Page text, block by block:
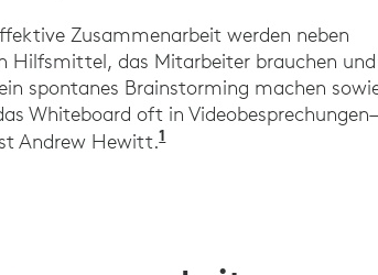
Zusammenarbeit werden neben
Hilfsmittel, das Mitarbeiter brauchen und
spontanes Brainstorming machen
Whiteboard oft in
Andrew Hewitt.1https://